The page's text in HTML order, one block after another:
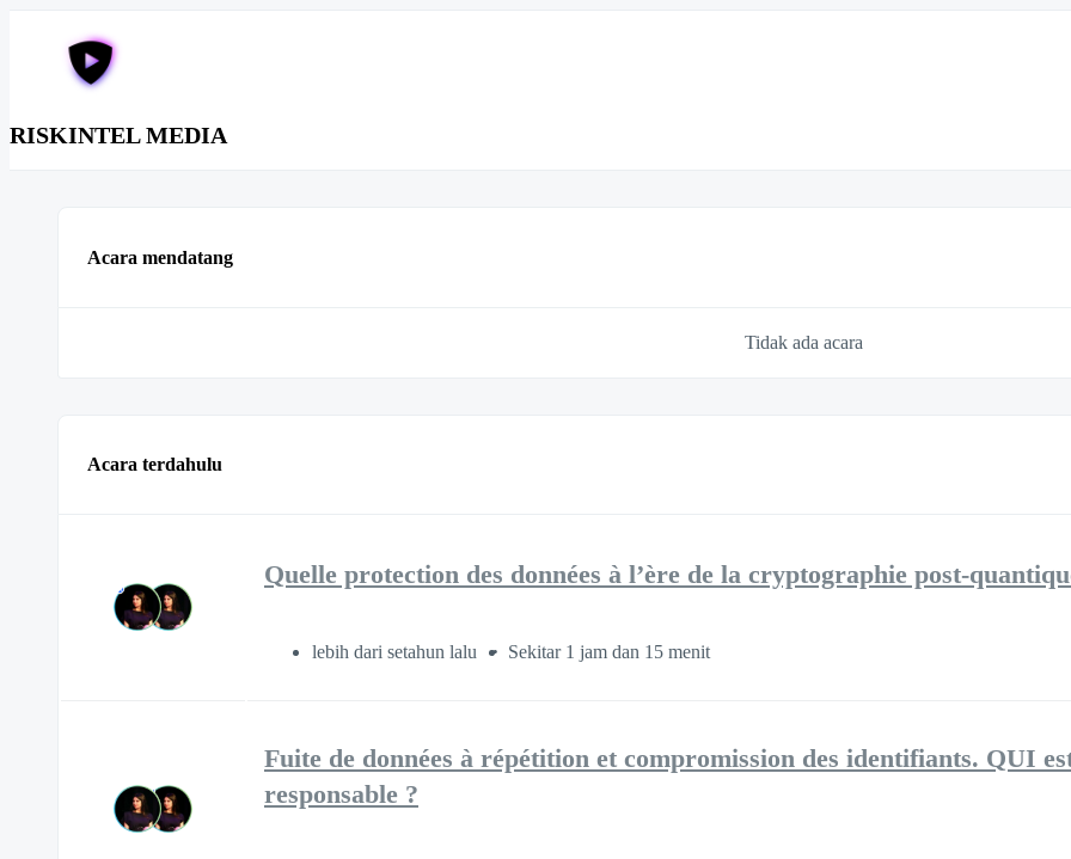
RISKINTEL MEDIA
Acara mendatang
Tidak ada acara
Acara terdahulu
Quelle protection des données à l’ère de la cryptographie post-
lebih dari setahun lalu Sekitar 1 jam dan 15 menit
Fuite de données à répétition et compromission des identifiants. QUI
responsable ?